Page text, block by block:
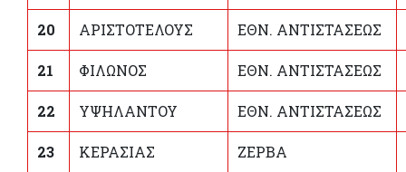
20 ΑΡΙΣΤΟΤΕΛΟΥΣ ΕΘΝ. ΑΝΤΙΣΤΑΣΕΩΣ
21 ΦΙΛΩΝΟΣ ΕΘΝ. ΑΝΤΙΣΤΑΣΕΩΣ
22 ΥΨΗΛΑΝΤΟΥ ΕΘΝ. ΑΝΤΙΣΤΑΣΕΩΣ
23 ΚΕΡΑΣΙΑΣ ΖΕΡΒΑ